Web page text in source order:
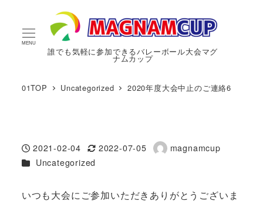
MENU
誰でも気軽に参加できるバレーボール大会マグ
ナムカップ
01TOP Uncategorized 2020年度大会中止のご連絡6
投稿日
2021-02-04
更新日
2022-07-05
著
magnamcup
カテゴリー
Uncategorized
いつも大会にご参加いただきありがとうございま